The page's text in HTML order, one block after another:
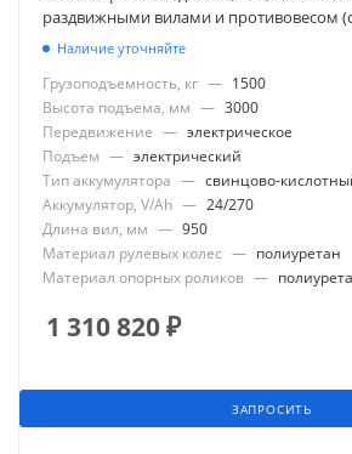
раздвижными вилами и противовесом
Наличие уточняйте
Грузоподъемность, кг — 1500
Высота подъема, мм — 3000
Передвижение — электрическое
Подъем — электрический
Тип аккумулятора — свинцово-
Аккумулятор, V/Ah — 24/270
Длина вил, мм — 950
Материал рулевых колес — полиуретан
Материал опорных роликов —
1 310 820₽
ЗАПРОСИТЬ